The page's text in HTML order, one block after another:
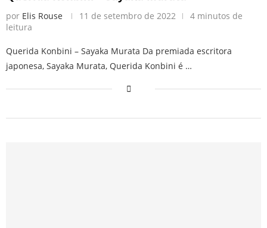
por Elis Rouse 11 de setembro de 2022
4 minutos de
leitura
Querida Konbini – Sayaka Murata Da premiada escritora
japonesa, Sayaka Murata, Querida Konbini é …